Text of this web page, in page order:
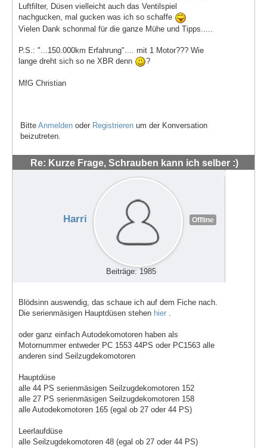
Luftfilter, Düsen vielleicht auch das Ventilspiel
nachgucken, mal gucken was ich so schaffe
Vielen Dank schonmal für die ganze Mühe und Tipps.....
P.S.: "...150.000km Erfahrung".... mit 1 Motor??? Wie
lange dreht sich so ne XBR denn
?
MfG Christian
Bitte Anmelden oder Registrieren um der Konversation
beizutreten.
Re: Kurze Frage, Schrauben kann ich selber :)
#48544
Harri Offline
Beiträge: 1985
Blödsinn auswendig, das schaue ich auf dem Fiche nach.
Die serienmäsigen Hauptdüsen stehen hier
oder ganz einfach Autodekomotoren haben als
Motornummer entweder PC 1553 44PS oder PC1563 alle
anderen sind Seilzugdekomotoren
Hauptdüse
alle 44 PS serienmäsigen Seilzugdekomotoren 152
alle 27 PS serienmäsigen Seilzugdekomotoren 158
alle Autodekomotoren 165 (egal ob 27 oder 44 PS)
Leerlaufdüse
alle Seilzugdekomotoren 48 (egal ob 27 oder 44 PS)